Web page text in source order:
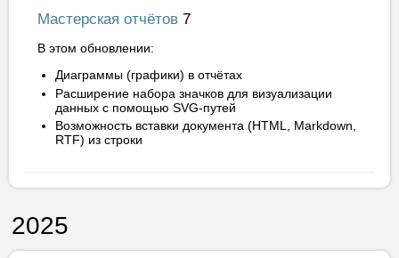
Мастерская отчётов 7
В этом обновлении:
Диаграммы (графики) в отчётах
Расширение набора значков для визуализации
данных с помощью SVG-путей
Возможность вставки документа (HTML, Markdown,
RTF) из строки
2025